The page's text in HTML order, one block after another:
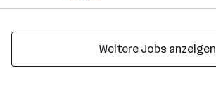
Weitere Jobs anzeigen